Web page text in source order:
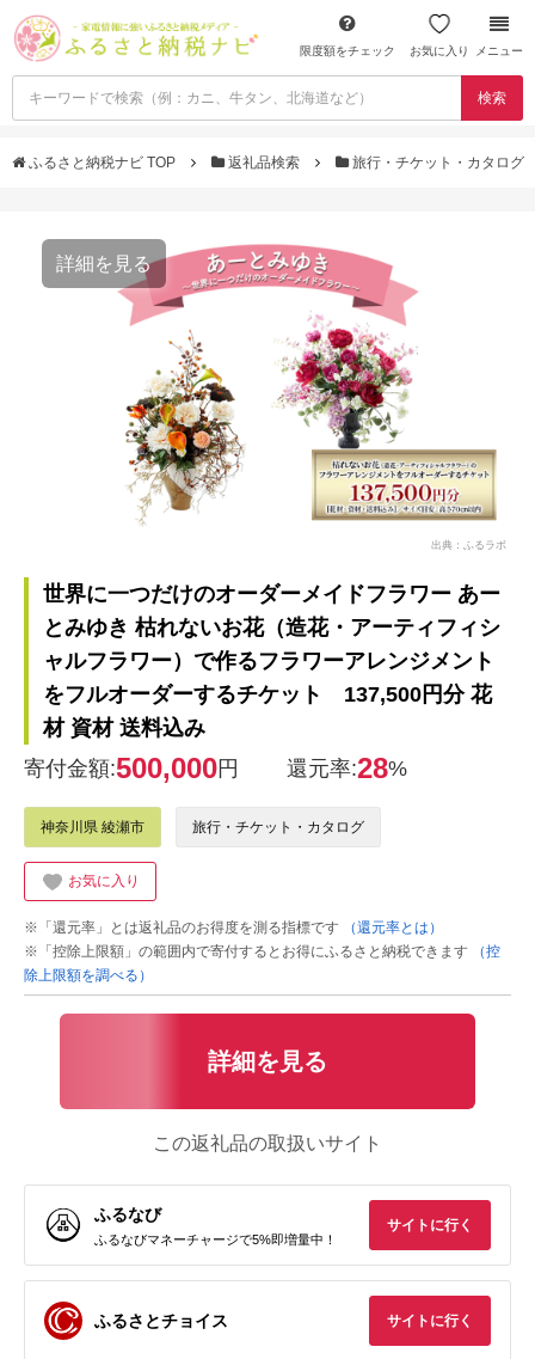
限度額をチェック お気に入り メニュー
検索
ふるさと納税ナビ TOP 返礼品検索 旅行・チケット・カタログ
詳細を見る
出典：ふるラボ
世界に一つだけのオーダーメイドフラワー あー
とみゆき 枯れないお花（造花・アーティフィシ
ャルフラワー）で作るフラワーアレンジメント
をフルオーダーするチケット 137,500円分 花
材 資材 送料込み
寄付金額:500,000円 還元率:28%
神奈川県 綾瀬市 旅行・チケット・カタログ
お気に入り
※「還元率」とは返礼品のお得度を測る指標です
（還元率とは）
※「控除上限額」の範囲内で寄付するとお得にふるさと納税できます
（控
除上限額を調べる）
詳細を見る
この返礼品の取扱いサイト
ふるなび
ふるなびマネーチャージで5%即増量中！
サイトに行く
ふるさとチョイス サイトに行く